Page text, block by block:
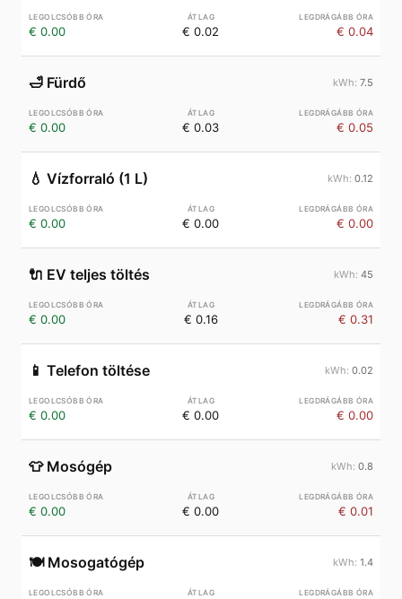
€ 0.00 € 0.02 € 0.04
🛁 Fürdő 7.5
€ 0.00 € 0.03 € 0.05
💧 Vízforraló (1 L) 0.12
€ 0.00 € 0.00 € 0.00
🔌 EV teljes töltés 45
€ 0.00 € 0.16 € 0.31
📱 Telefon töltése 0.02
€ 0.00 € 0.00 € 0.00
👕 Mosógép 0.8
€ 0.00 € 0.00 € 0.01
🍽️ Mosogatógép 1.4